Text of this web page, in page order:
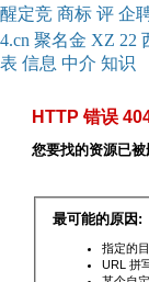
醒定竞 商标 评 企
4.cn 聚名金 XZ 22
表 信息 中介 知识